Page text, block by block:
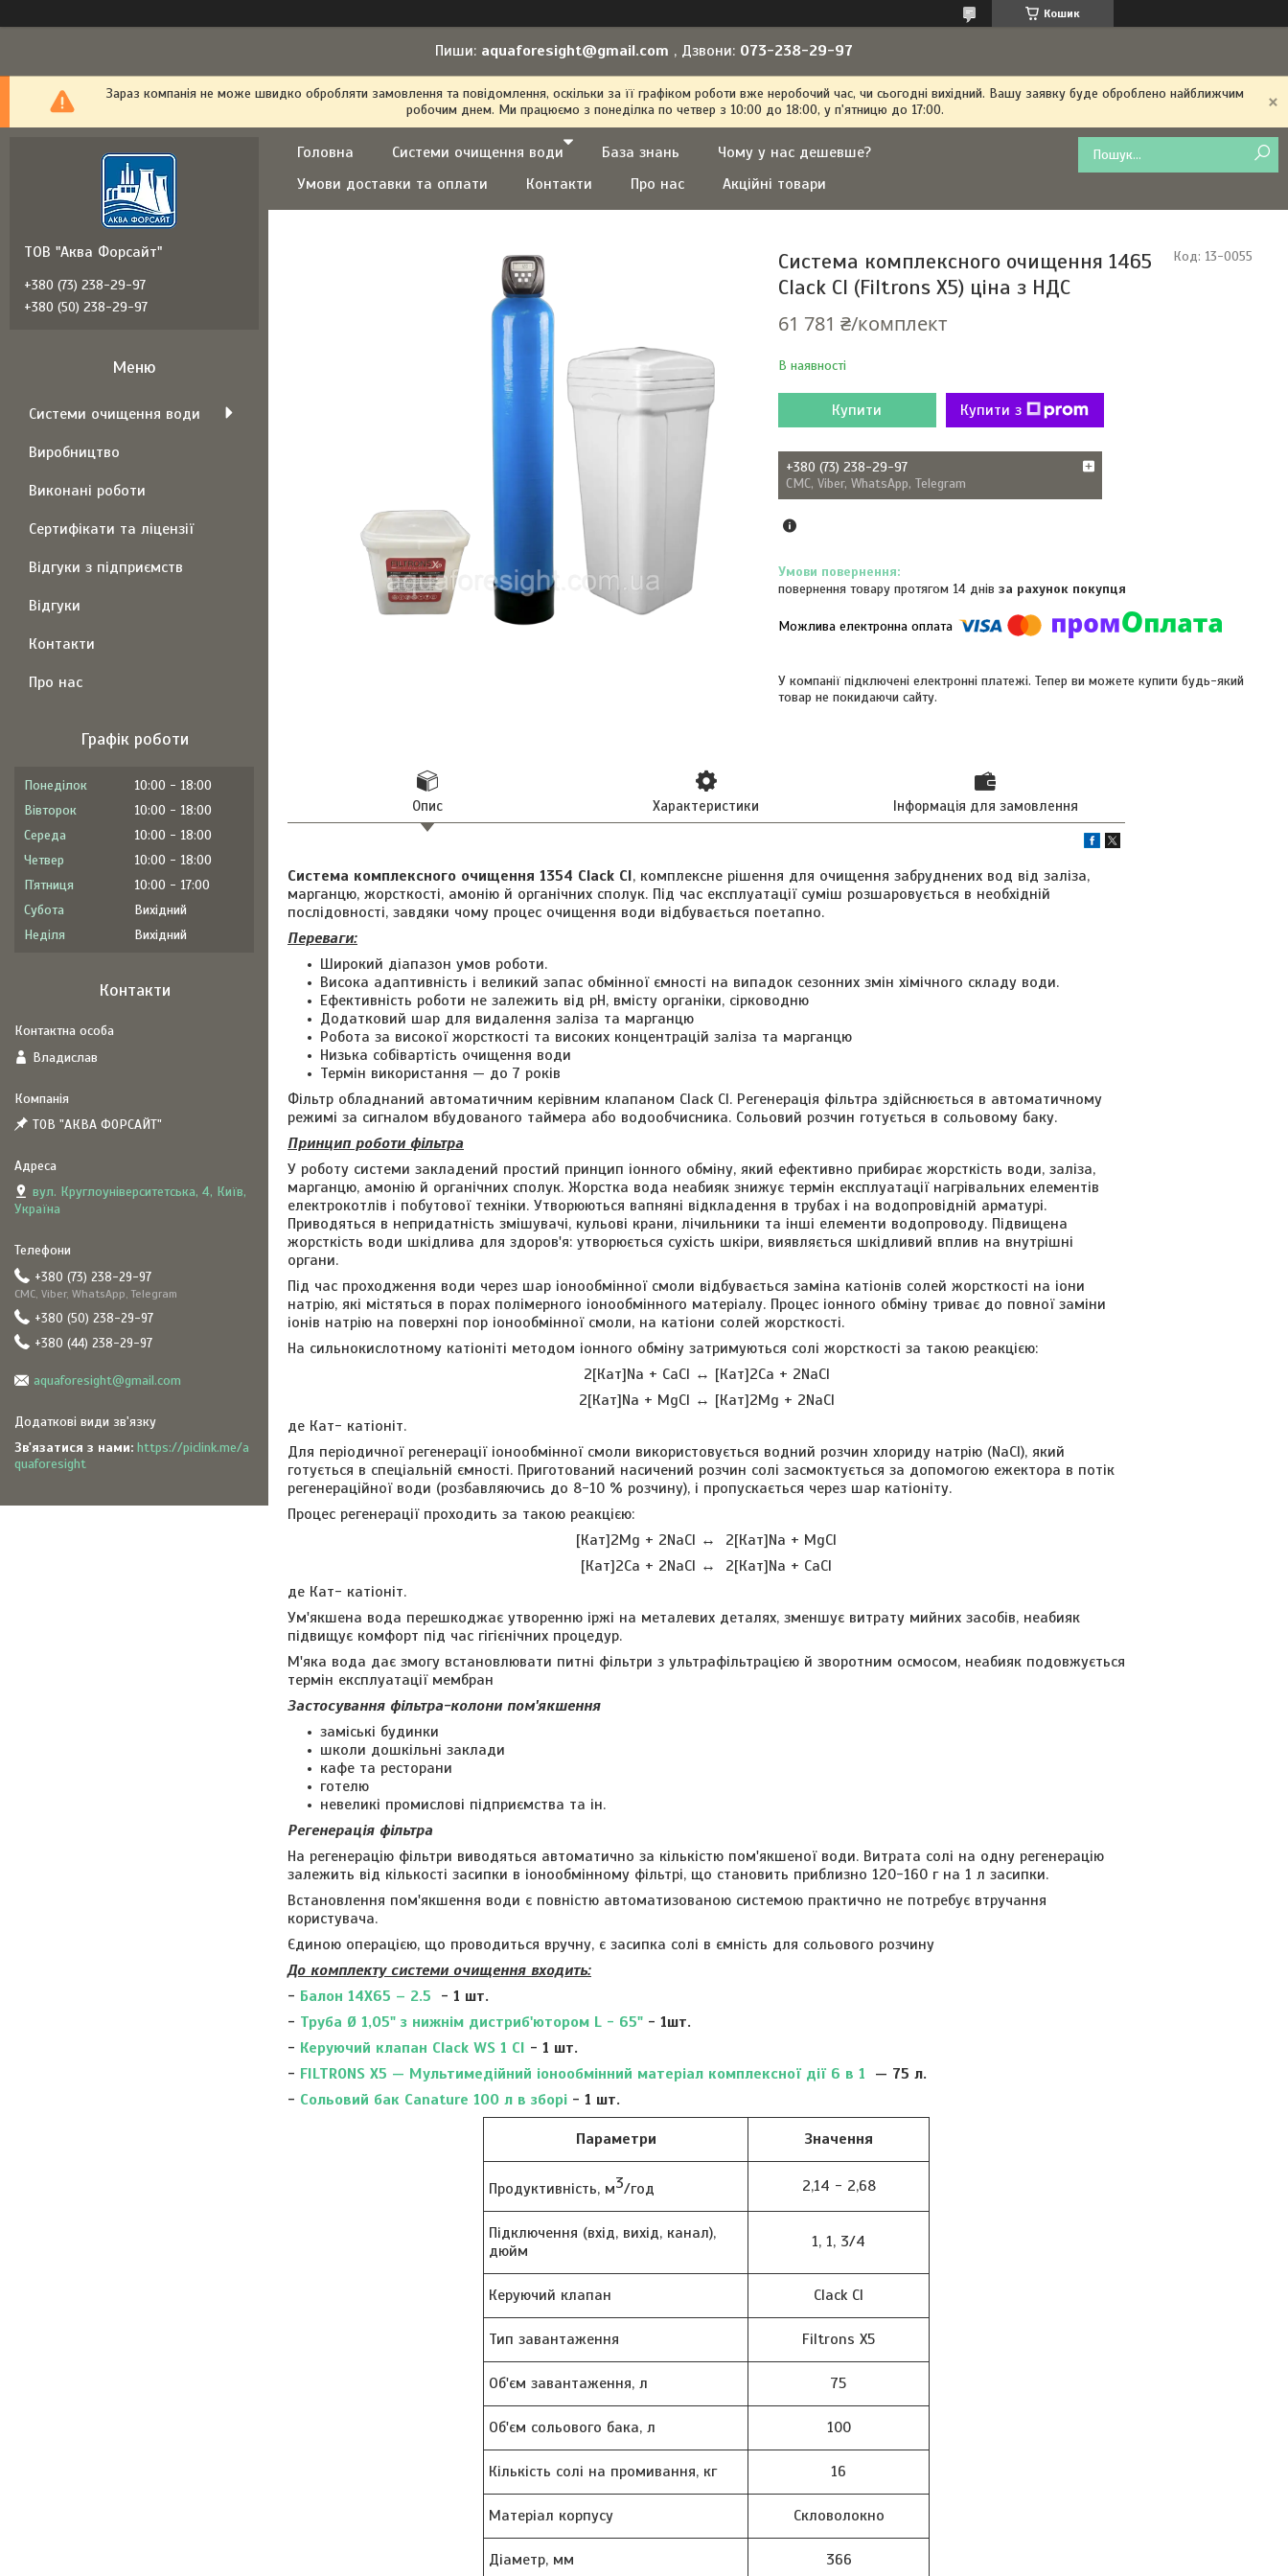
Кошик
Пиши: aquaforesight@gmail.com , Дзвони: 073-238-29-97
Зараз компанія не може швидко обробляти замовлення та повідомлення, оскільки за її графіком роботи вже неробочий час, чи сьогодні вихідний. Вашу заявку буде оброблено найближчим
робочим днем. Ми працюємо з понеділка по четвер з 10:00 до 18:00, у п'ятницю до 17:00.
Головна Системи очищення води База знань
Чому у нас дешевше?
Умови доставки та оплати
Контакти Про нас Акційні товари
Система комплексного очищення 1465
Clack CI (Filtrons X5) ціна з НДС
61 781 ₴/комплект
В наявності
Код: 13-0055
Купити Купити з
+380 (73) 238-29-97
СМС, Viber, WhatsApp, Telegram
повернення товару протягом 14 днів за рахунок покупця
У компанії підключені електронні платежі. Тепер ви можете купити будь-який
товар не покидаючи сайту.
Опис Характеристики Інформація для замовлення
Система комплексного очищення 1354 Clack CI, комплексне рішення для очищення забруднених вод від заліза,
марганцю, жорсткості, амонію й органічних сполук. Під час експлуатації суміш розшаровується в необхідній
послідовності, завдяки чому процес очищення води відбувається поетапно.
Переваги:
Широкий діапазон умов роботи.
Висока адаптивність і великий запас обмінної ємності на випадок сезонних змін хімічного складу води.
Ефективність роботи не залежить від pH, вмісту органіки, сірководню
Додатковий шар для видалення заліза та марганцю
Робота за високої жорсткості та високих концентрацій заліза та марганцю
Низька собівартість очищення води
Термін використання — до 7 років
Фільтр обладнаний автоматичним керівним клапаном Clack CI. Регенерація фільтра здійснюється в автоматичному
режимі за сигналом вбудованого таймера або водообчисника. Сольовий розчин готується в сольовому баку.
Принцип роботи фільтра
У роботу системи закладений простий принцип іонного обміну, який ефективно прибирає жорсткість води, заліза,
марганцю, амонію й органічних сполук. Жорстка вода неабияк знижує термін експлуатації нагрівальних елементів
електрокотлів і побутової техніки. Утворюються вапняні відкладення в трубах і на водопровідній арматурі.
Приводяться в непридатність змішувачі, кульові крани, лічильники та інші елементи водопроводу. Підвищена
жорсткість води шкідлива для здоров'я: утворюється сухість шкіри, виявляється шкідливий вплив на внутрішні
органи.
Під час проходження води через шар іонообмінної смоли відбувається заміна катіонів солей жорсткості на іони
натрію, які містяться в порах полімерного іонообмінного матеріалу. Процес іонного обміну триває до повної заміни
іонів натрію на поверхні пор іонообмінної смоли, на катіони солей жорсткості.
На сильнокислотному катіоніті методом іонного обміну затримуються солі жорсткості за такою реакцією:
2[Кат]Nа + CaCl ↔ [Кат]2Са + 2NaCl
2[Кат]Nа + MgCl ↔ [Кат]2Mg + 2NaCl
де Кат- катіоніт.
Для періодичної регенерації іонообмінної смоли використовується водний розчин хлориду натрію (NaCl), який
готується в спеціальній ємності. Приготований насичений розчин солі засмоктується за допомогою ежектора в потік
регенераційної води (розбавляючись до 8-10 % розчину), і пропускається через шар катіоніту.
Процес регенерації проходить за такою реакцією:
[Кат]2Mg + 2NaCl ↔ 2[Кат]Nа + MgCl
[Кат]2Са + 2NaCl ↔ 2[Кат]Nа + CaCl
де Кат- катіоніт.
Ум'якшена вода перешкоджає утворенню іржі на металевих деталях, зменшує витрату мийних засобів, неабияк
підвищує комфорт під час гігієнічних процедур.
М'яка вода дає змогу встановлювати питні фільтри з ультрафільтрацією й зворотним осмосом, неабияк подовжується
термін експлуатації мембран
Застосування фільтра-колони пом'якшення
заміські будинки
школи дошкільні заклади
кафе та ресторани
готелю
невеликі промислові підприємства та ін.
Регенерація фільтра
На регенерацію фільтри виводяться автоматично за кількістю пом'якшеної води. Витрата солі на одну регенерацію
залежить від кількості засипки в іонообмінному фільтрі, що становить приблизно 120-160 г на 1 л засипки.
Встановлення пом'якшення води є повністю автоматизованою системою практично не потребує втручання
користувача.
Єдиною операцією, що проводиться вручну, є засипка солі в ємність для сольового розчину
До комплекту системи очищення входить:
- Балон 14X65 – 2.5 - 1 шт.
- Труба Ø 1,05" з нижнім дистриб'ютором L - 65" - 1шт.
- Керуючий клапан Clack WS 1 CI - 1 шт.
- FILTRONS X5 — Мультимедійний іонообмінний матеріал комплексної дії 6 в 1 — 75 л.
- Сольовий бак Canature 100 л в зборі - 1 шт.
Параметри Значення
Продуктивність, м3/год 2,14 - 2,68
Підключення (вхід, вихід, канал),
дюйм
1, 1, 3/4
Керуючий клапан Clack CI
Тип завантаження Filtrons X5
Об'єм завантаження, л 75
Об'єм сольового бака, л 100
Кількість солі на промивання, кг 16
Матеріал корпусу Скловолокно
Діаметр, мм 366
ТОВ "Аква Форсайт"
+380 (73) 238-29-97
+380 (50) 238-29-97
Системи очищення води
Виробництво
Виконані роботи
Сертифікати та ліцензії
Відгуки з підприємств
Відгуки
Контакти
Про нас
Графік роботи
Понеділок 10:00
18:00
Вівторок
10:00
18:00
Середа
10:00
18:00
Четвер
10:00
18:00
Пʼятниця
10:00
17:00
Субота
Вихідний
Неділя
Вихідний
Контакти
Владислав
ТОВ "АКВА ФОРСАЙТ"
вул. Круглоуніверситетська, 4, Київ,
Україна
+380 (73) 238-29-97
СМС, Viber, WhatsApp, Telegram
+380 (50) 238-29-97
+380 (44) 238-29-97
aquaforesight@gmail.com
Зв'язатися з нами https://piclink.me/a
quaforesight